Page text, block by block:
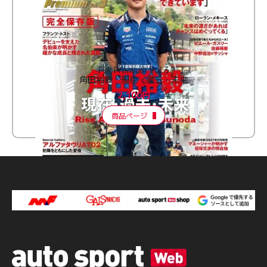
F速 Premium Vol.3
角田裕毅 現在・過去・未来
2,100円
商品ページ